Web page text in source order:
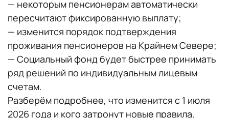
— некоторым пенсионерам автоматически
пересчитают фиксированную выплату;
— изменится порядок подтверждения
проживания пенсионеров на Крайнем Севере;
— Социальный фонд будет быстрее принимать
ряд решений по индивидуальным лицевым
счетам.
Разберём подробнее, что изменится с 1 июля
2026 года и кого затронут новые правила.